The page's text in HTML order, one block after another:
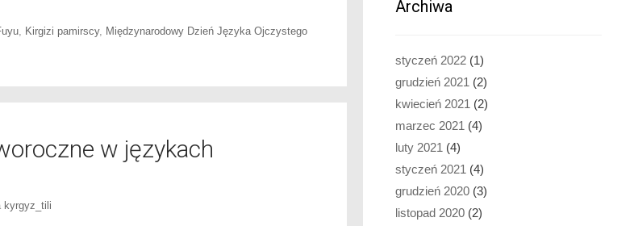
, Kirgizi pamirscy, Międzynarodowy Dzień Języka Ojczystego
w językach
kyrgyz_tili
Archiwa
styczeń 2022 (1)
grudzień 2021 (2)
kwiecień 2021 (2)
marzec 2021 (4)
luty 2021 (4)
styczeń 2021 (4)
grudzień 2020 (3)
listopad 2020 (2)